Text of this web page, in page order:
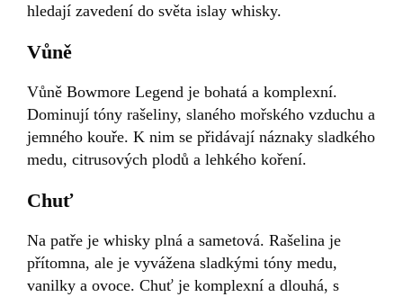
hledají zavedení do světa islay whisky.
Vůně
Vůně Bowmore Legend je bohatá a komplexní.
Dominují tóny rašeliny, slaného mořského vzduchu a
jemného kouře. K nim se přidávají náznaky sladkého
medu, citrusových plodů a lehkého koření.
Chuť
Na patře je whisky plná a sametová. Rašelina je
přítomna, ale je vyvážena sladkými tóny medu,
vanilky a ovoce. Chuť je komplexní a dlouhá, s